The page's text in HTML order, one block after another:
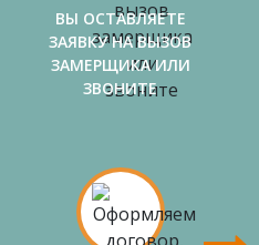
ВЫ ОСТАВЛЯЕТЕ
ЗАЯВКУ НА ВЫЗОВ
ЗАМЕРЩИКА ИЛИ
ЗВОНИТЕ